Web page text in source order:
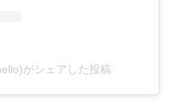
がシェアした投稿